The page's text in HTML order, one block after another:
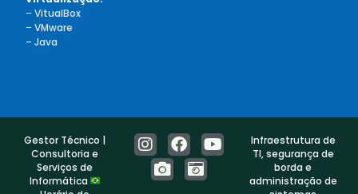
–VitualBox
–VMware
– Java
Gestor Técnico |
Consultoria e
Serviços de
Informática
Infraestrutura de
TI, segurança de
borda e
administração de